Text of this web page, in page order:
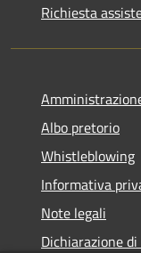
Richiesta
Albo pretorio
Whistleblowing
Informativa
Note legali
Dichiarazione